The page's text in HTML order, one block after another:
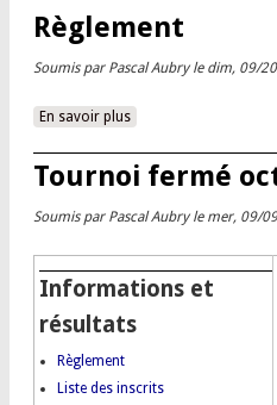
Règlement
Soumis par Pascal Aubryle dim, 09/
En savoir plusà propos de Tournoi
Tournoi fermé
Soumis par Pascal Aubryle mer, 09/
Informations et
résultats
Règlement
Liste des inscrits